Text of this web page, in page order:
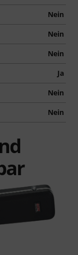
Nein
Nein
Nein
Ja
Nein
Nein